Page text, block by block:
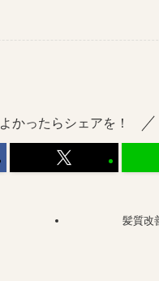
よかったらシェアを！
髪質改